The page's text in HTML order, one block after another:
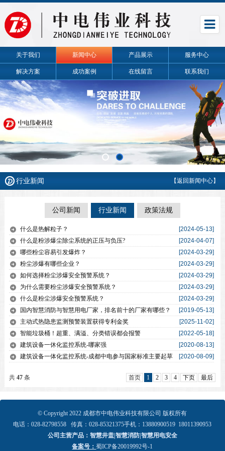
关于我们 新闻中心 产品展示 服务中心
解决方案 成功案例 在线留言 联系我们
行业新闻 【返回新闻中心】
公司新闻 行业新闻 政策法规
[2024-05-13]
什么是热解粒子？
[2024-04-07]
什么是粉涉爆尘除尘系统的正压与负压?
[2024-03-29]
哪些粉尘容易引发爆炸？
[2024-03-29]
粉尘涉爆有哪些企业？
[2024-03-29]
如何选择粉尘涉爆安全预警系统？
[2024-03-29]
为什么需要粉尘涉爆安全预警系统？
[2024-03-29]
什么是粉尘涉爆安全预警系统？
[2019-05-13]
国内智慧消防与智慧用电厂家，排名前十的厂家有哪些？
[2025-11-02]
主动式热隐患监测预警装置获得专利金奖
[2022-05-18]
智能垃圾桶！超重、满溢、分类错误都会报警
[2020-08-13]
建筑设备一休化监控系统-哪家强
[2020-08-09]
建筑设备一体化监控系统-成都中电参与国家标准主要起草
共 47条 首页 1 2 3 4 下页 最后
© Copyright 2022 成都市中电伟业科技有限公司 版权所有
电话：028-82798558 传真：028-85321375手机： 13880900519 18011390953
公司主营产品：智慧井盖|智慧消防|智慧用电安全
备案号：蜀ICP备20019992号-1